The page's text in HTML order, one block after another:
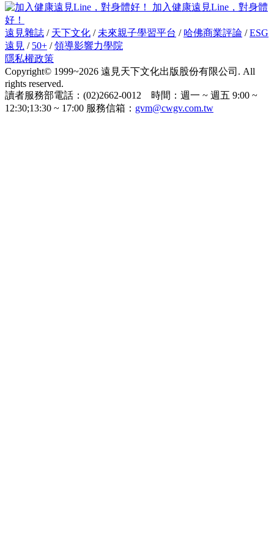
加入健康遠見Line，對身體
好！
遠見雜誌 / 天下文化 / 未來親子學習平台 / 哈佛商業評論 /ESG
遠見 / 50+ /領導影響力學院
隱私權政策
Copyright© 1999~2026 遠見天下文化出版股份有限公司. All
rights reserved.
讀者服務部電話：(02)2662-0012 時間：週一 ~ 週五 9:00 ~
12:30;13:30 ~ 17:00 服務信箱： gvm@cwgv.com.tw